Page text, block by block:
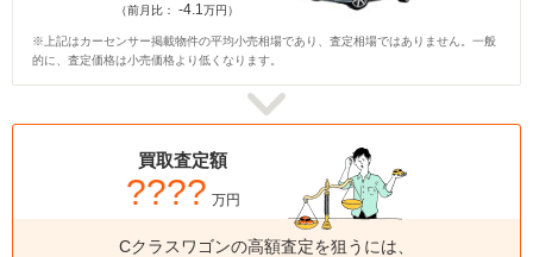
（前月比： -4.1万円）
※上記はカーセンサー掲載物件の平均小売相場であり、査定相場ではありません。一般
的に、査定価格は小売価格より低くなります。
買取査定額
???? 万円
Cクラスワゴンの高額査定を狙うには、